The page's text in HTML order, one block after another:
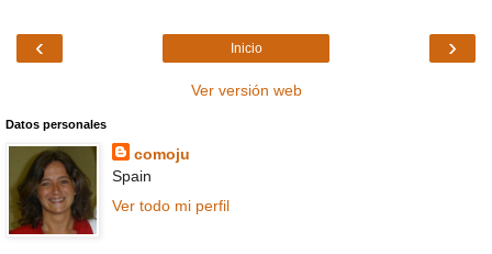
‹ ›
Inicio
Ver versión web
Datos personales
comoju
Spain
Ver todo mi perfil